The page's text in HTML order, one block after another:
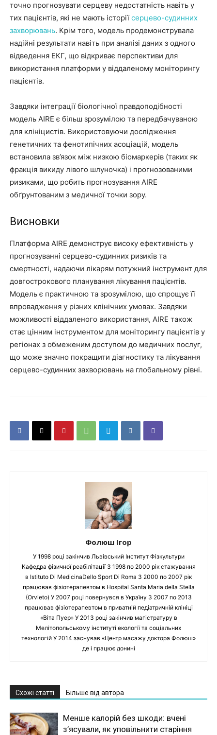
точно прогнозувати серцеву недостатність навіть у
тих пацієнтів, які не мають історії серцево-судинних
захворювань. Крім того, модель продемонструвала
надійні результати навіть при аналізі даних з одного
відведення ЕКГ, що відкриває перспективи для
використання платформи у віддаленому моніторингу
пацієнтів.
Завдяки інтеграції біологічної правдоподібності
модель AIRE є більш зрозумілою та передбачуваною
для клініцистів. Використовуючи дослідження
генетичних та фенотипічних асоціацій, модель
встановила зв’язок між низкою біомаркерів (таких як
фракція викиду лівого шлуночка) і прогнозованими
ризиками, що робить прогнозування AIRE
обґрунтованим з медичної точки зору.
Висновки
Платформа AIRE демонструє високу ефективність у
прогнозуванні серцево-судинних ризиків та
смертності, надаючи лікарям потужний інструмент для
довгострокового планування лікування пацієнтів.
Модель є практичною та зрозумілою, що спрощує її
впровадження у різних клінічних умовах. Завдяки
можливості віддаленого використання, AIRE також
стає цінним інструментом для моніторингу пацієнтів у
регіонах з обмеженим доступом до медичних послуг,
що може значно покращити діагностику та лікування
серцево-судинних захворювань на глобальному рівні.
Фолюш Ігор
У 1998 році закінчив Львівський Інститут Фізкультури
Кафедра фізичної реабілітації З 1998 по 2000 рік стажування
в Istituto Di MedicinaDello Sport Di Roma З 2000 по 2007 рік
працював фізіотерапевтом в Hospital Santa Maria della Stella
(Orvieto) У 2007 році повернувся в Україну З 2007 по 2013
працював фізіотерапевтом в приватній педіатричній клініці
«Віта Пуер» У 2013 році закінчив магістратуру в
Мелітопольському інституті екології та соціальних
технологій У 2014 заснував «Центр масажу доктора Фолюш»
де і працює донині
Схожі статті Більше від автора
Менше калорій без шкоди: вчені
з’ясували, як уповільнити старіння